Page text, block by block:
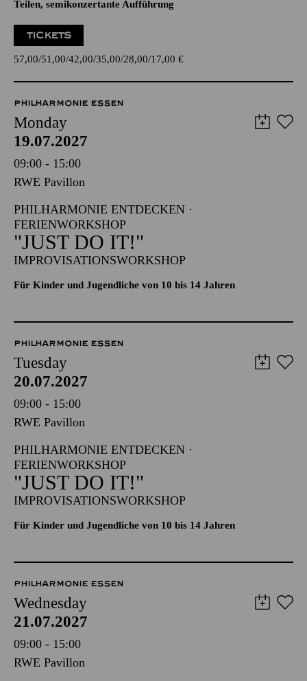
Teilen, semikonzertante Aufführung
TICKETS
57,00 51,00 42,00 35,00 28,00 17,00 €
PHILHARMONIE ESSEN
Monday
19.07.2027
09:00 - 15:00
RWE Pavillon
PHILHARMONIE ENTDECKEN ·
FERIENWORKSHOP
"JUST DO IT!"
IMPROVISATIONSWORKSHOP
Für Kinder und Jugendliche von 10 bis 14 Jahren
PHILHARMONIE ESSEN
Tuesday
20.07.2027
09:00 - 15:00
RWE Pavillon
PHILHARMONIE ENTDECKEN ·
FERIENWORKSHOP
"JUST DO IT!"
IMPROVISATIONSWORKSHOP
Für Kinder und Jugendliche von 10 bis 14 Jahren
PHILHARMONIE ESSEN
Wednesday
21.07.2027
09:00 - 15:00
RWE Pavillon